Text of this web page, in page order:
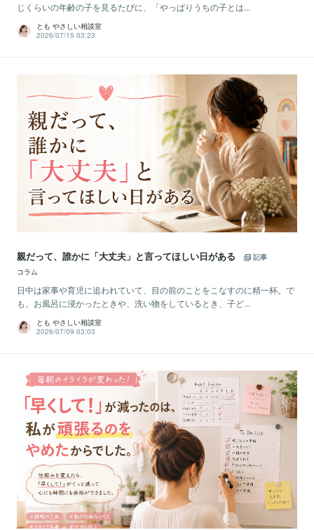
じくらいの年齢の子を見るたびに、「やっぱりうちの子とは...
とも やさしい相談室
2026/07/15 03:23
親だって、誰かに「大丈夫」と言ってほしい日がある
記事
コラム
日中は家事や育児に追われていて、目の前のことをこなすのに精一杯。で
も、お風呂に浸かったときや、洗い物をしているとき、子ど...
とも やさしい相談室
2026/07/09 03:03